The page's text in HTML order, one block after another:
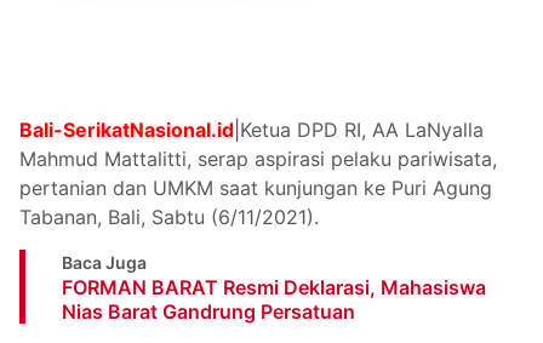
Bali-SerikatNasional.id Ketua DPD RI, AA LaNyalla
Mahmud Mattalitti, serap aspirasi pelaku pariwisata,
pertanian dan UMKM saat kunjungan ke Puri Agung
Tabanan, Bali, Sabtu (6/11/2021).
Baca Juga
FORMAN BARAT Resmi Deklarasi, Mahasiswa
Nias Barat Gandrung Persatuan